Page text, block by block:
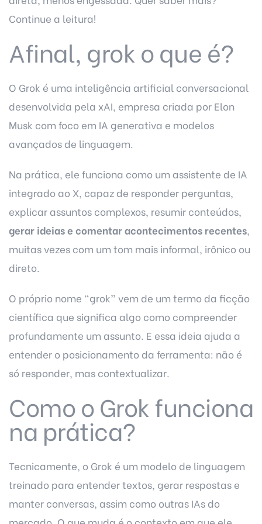
Continue a leitura!
Afinal, grok o que é?
O Grok é uma inteligência artificial conversacional
desenvolvida pela xAI, empresa criada por Elon
Musk com foco em IA generativa e modelos
avançados de linguagem.
Na prática, ele funciona como um assistente de IA
integrado ao X, capaz de responder perguntas,
explicar assuntos complexos, resumir conteúdos,
gerar ideias e comentar acontecimentos recentes,
muitas vezes com um tom mais informal, irônico ou
direto.
O próprio nome “grok” vem de um termo da ficção
científica que significa algo como compreender
profundamente um assunto. E essa ideia ajuda a
entender o posicionamento da ferramenta: não é
só responder, mas contextualizar.
Como o Grok funciona
na prática?
Tecnicamente, o Grok é um modelo de linguagem
treinado para entender textos, gerar respostas e
manter conversas, assim como outras IAs do